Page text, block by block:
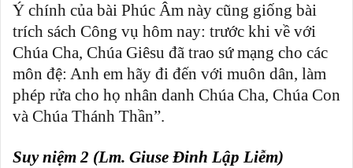
Ý chính của bài Phúc Âm này cũng giống bài
trích sách Công vụ hôm nay: trước khi về với
Chúa Cha, Chúa Giêsu đã trao sứ mạng cho các
môn đệ: Anh em hãy đi đến với muôn dân, làm
phép rửa cho họ nhân danh Chúa Cha, Chúa Con
và Chúa Thánh Thần”.
Suy niệm 2 (Lm. Giuse Đinh Lập Liễm)